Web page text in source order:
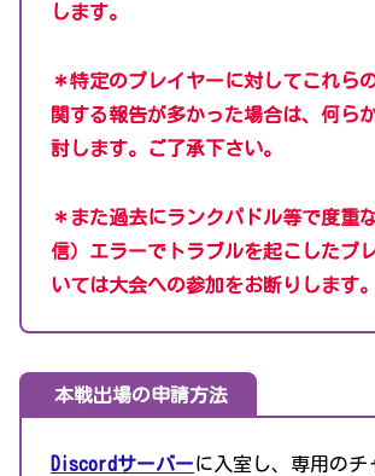
します。
＊特定のプレイヤーに対してこれら
関する報告が多かった場合は、何ら
討します。ご了承下さい。
＊また過去にランクパドル等で度重
信）エラーでトラブルを起こしたプ
いては大会への参加をお断りします。
本戦出場の申請方法
Discordサーバーに入室し、専用のチ